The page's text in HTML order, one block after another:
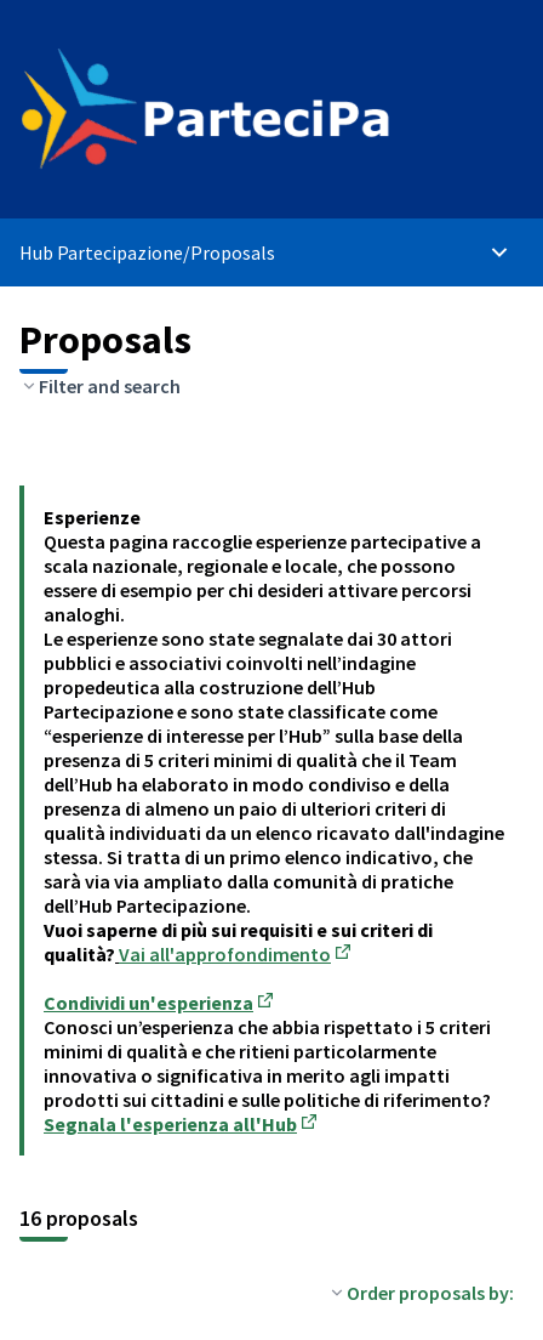
Hub Partecipazione/Proposals Main
Proposals
Filter and search
Esperienze
Questa pagina raccoglie esperienze partecipative a
scala nazionale, regionale e locale, che possono
essere di esempio per chi desideri attivare percorsi
analoghi.
Le esperienze sono state segnalate dai 30 attori
pubblici e associativi coinvolti nell’indagine
propedeutica alla costruzione dell’Hub
Partecipazione e sono state classificate come
“esperienze di interesse per l’Hub” sulla base della
presenza di 5 criteri minimi di qualità che il Team
dell’Hub ha elaborato in modo condiviso e della
presenza di almeno un paio di ulteriori criteri di
qualità individuati da un elenco ricavato dall'indagine
stessa. Si tratta di un primo elenco indicativo, che
sarà via via ampliato dalla comunità di pratiche
dell’Hub Partecipazione.
Vuoi saperne di più sui requisiti e sui criteri di
qualità? Vai all'approfondimento
Condividi un'esperienza
(Opens in new tab)
Conosci un’esperienza che abbia rispettato i 5 criteri
minimi di qualità e che ritieni particolarmente
innovativa o significativa in merito agli impatti
prodotti sui cittadini e sulle politiche di riferimento?
Segnala l'esperienza all'Hub
16 proposals
Order proposals by: